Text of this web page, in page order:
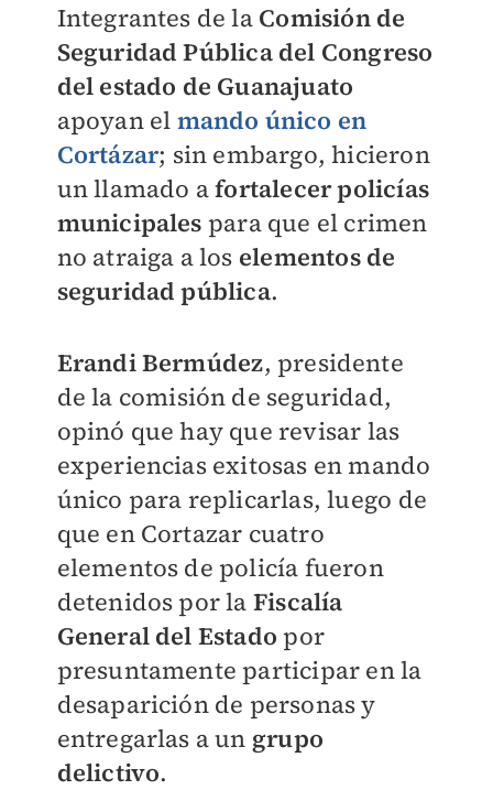
Integrantes de la Comisión de
Seguridad Pública del Congreso
del estado de Guanajuato
apoyan el mando único en
Cortázar; sin embargo, hicieron
un llamado afortalecer policías
municipales para que el crimen
no atraiga a los elementos de
seguridad pública.
Erandi Bermúdez, presidente
de la comisión de seguridad,
opinó que hay que revisar las
experiencias exitosas en mando
único para replicarlas, luego de
que en Cortazar cuatro
elementos de policía fueron
detenidos por la Fiscalía
General del Estado por
presuntamente participar en la
desaparición de personas y
entregarlas a un grupo
delictivo.